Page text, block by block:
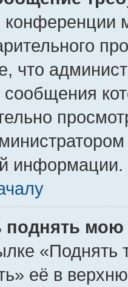
конференции
что
сообщения
информации.
поднять мою
«Поднять
её в